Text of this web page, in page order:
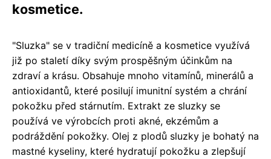
kosmetice.
"Sluzka" se v tradiční medicíně a kosmetice využívá
již po staletí díky svým prospěšným účinkům na
zdraví a krásu. Obsahuje mnoho vitamínů, minerálů a
antioxidantů, které posilují imunitní systém a chrání
pokožku před stárnutím. Extrakt ze sluzky se
používá ve výrobcích proti akné, ekzémům a
podráždění pokožky. Olej z plodů sluzky je bohatý na
mastné kyseliny, které hydratují pokožku a zlepšují